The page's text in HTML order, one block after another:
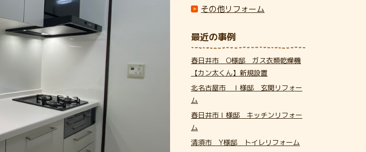
その他リフォーム
最近の事例
春日井市 O様邸 ガス衣類乾燥機
【カン太くん】新規設置
北名古屋市 Ｉ様邸 玄関リフォー
ム
春日井市Ｉ様邸 キッチンリフォー
ム
清須市 Y様邸 トイレリフォーム